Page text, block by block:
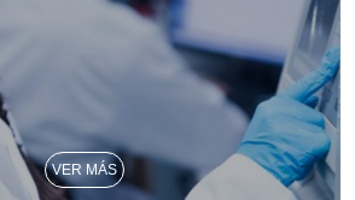
VER MÁS